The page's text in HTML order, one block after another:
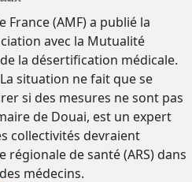
France (AMF) a publié la
avec la Mutualité
la désertification médicale.
situation ne fait que se
si des mesures ne sont pas
de Douai, est un expert
collectivités devraient
régionale de santé (ARS) dans
médecins.